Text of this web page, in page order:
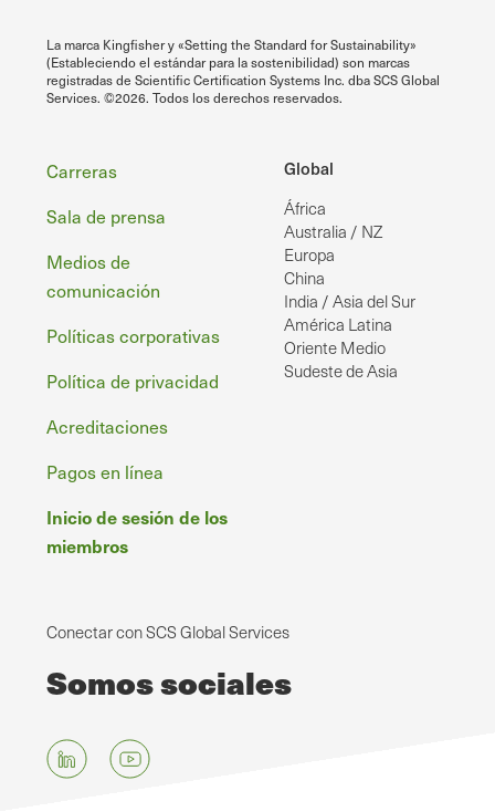
La marca Kingfisher y «Setting the Standard for Sustainability»
(Estableciendo el estándar para la sostenibilidad) son marcas
registradas de Scientific Certification Systems Inc. dba SCS Global
Services. ©2026. Todos los derechos reservados.
Global
África
Australia / NZ
Europa
China
India / Asia del Sur
América Latina
Oriente Medio
Sudeste de Asia
Pie
de
página
Carreras
Sala de prensa
Medios de
comunicación
Políticas corporativas
Política de privacidad
Acreditaciones
Pagos en línea
Inicio de sesión de los
miembros
Conectar con SCS Global Services
Somos sociales